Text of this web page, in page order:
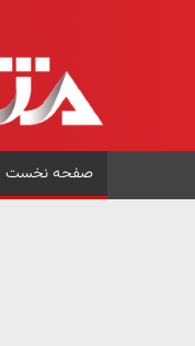
صفحه نخست